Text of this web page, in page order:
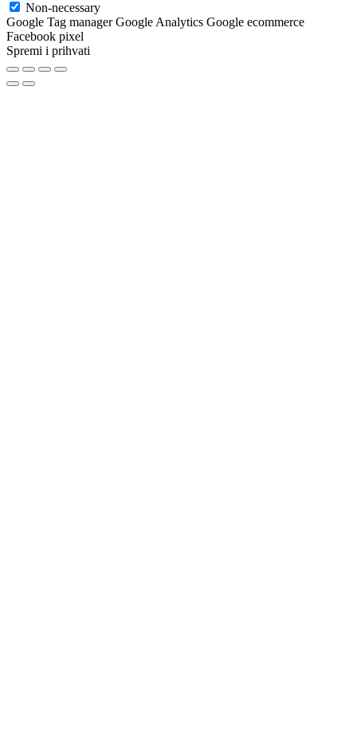
Non-necessary
Google Tag manager Google Analytics Google ecommerce
Facebook pixel
Spremi i prihvati